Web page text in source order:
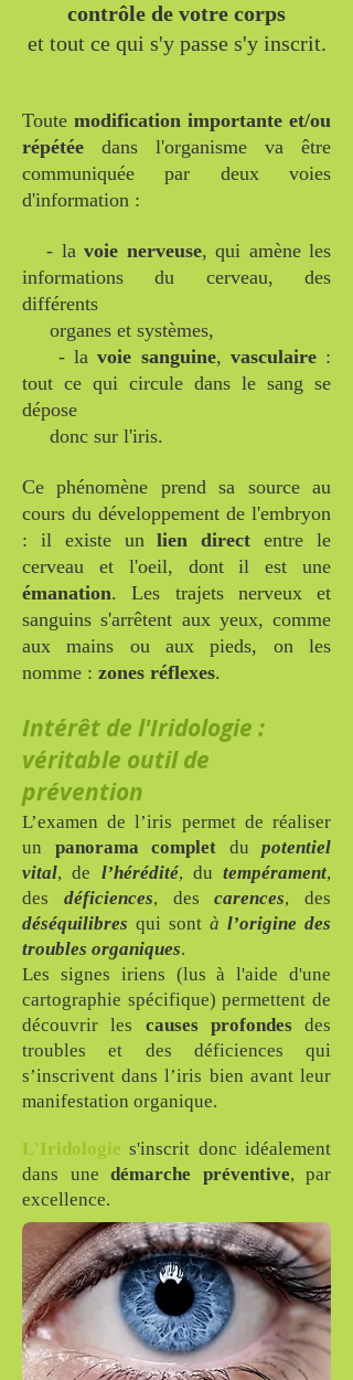
contrôle de votre corps
et tout ce qui s'y passe s'y inscrit.
Toute modification importante et/ou
répétée dans l'organisme va être
communiquée par deux voies
d'information :
- lavoie nerveuse, qui amène les
informations du cerveau, des
différents
organes et systèmes,
- lavoie sanguine, vasculaire :
tout ce qui circule dans le sang se
dépose
donc sur l'iris.
Ce phénomène prend sa source au
cours du développement de l'embryon
: il existe unlien direct entre le
cerveau et l'oeil, dont il est une
émanation. Les trajets nerveux et
sanguins s'arrêtent aux yeux, comme
aux mains ou aux pieds, on les
nomme : zones réflexes.
Intérêt de l'Iridologie :
véritable outil de
prévention
L’examen de l’iris permet de réaliser
un panorama complet du potentiel
vital, de l’hérédité, du tempérament,
des déficiences, descarences, des
déséquilibres qui sont à l’origine des
troubles organiques.
Les signes iriens (lus à l'aide d'une
cartographie spécifique) permettent de
découvrir les causes profondes des
troubles et des déficiences qui
s’inscrivent dans l’iris bien avant leur
manifestation organique.
L'Iridologies'inscrit donc idéalement
dans une démarche préventive, par
excellence.